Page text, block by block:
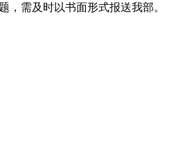
，需及时以书面形式报送我部。